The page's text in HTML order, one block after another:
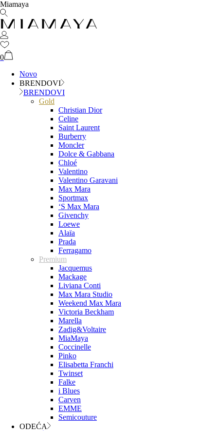
Miamaya
0
Novo
BRENDOVI
BRENDOVI
Gold
Christian Dior
Celine
Saint Laurent
Burberry
Moncler
Dolce & Gabbana
Chloé
Valentino
Valentino Garavani
Max Mara
Sportmax
‘S Max Mara
Givenchy
Loewe
Alaïa
Prada
Ferragamo
Premium
Jacquemus
Mackage
Liviana Conti
Max Mara Studio
Weekend Max Mara
Victoria Beckham
Marella
Zadig&Voltaire
MiaMaya
Coccinelle
Pinko
Elisabetta Franchi
Twinset
Falke
i Blues
Carven
EMME
Semicouture
ODEĆA